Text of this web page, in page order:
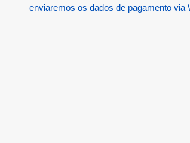
enviaremos os dados de pagamento via